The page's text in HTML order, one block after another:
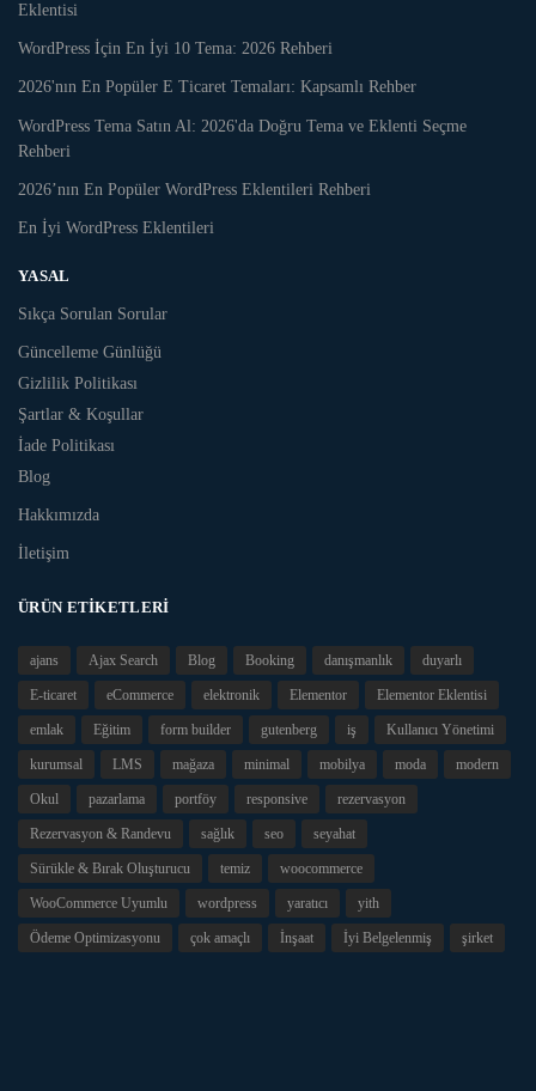
Eklentisi
WordPress İçin En İyi 10 Tema: 2026 Rehberi
2026'nın En Popüler E Ticaret Temaları: Kapsamlı Rehber
WordPress Tema Satın Al: 2026'da Doğru Tema ve Eklenti Seçme
Rehberi
2026’nın En Popüler WordPress Eklentileri Rehberi
En İyi WordPress Eklentileri
YASAL
Sıkça Sorulan Sorular
Güncelleme Günlüğü
Gizlilik Politikası
Şartlar & Koşullar
İade Politikası
Blog
Hakkımızda
İletişim
ÜRÜN ETIKETLERI
ajans Ajax Search Blog Booking danışmanlık duyarlı
E-ticaret eCommerce elektronik Elementor Elementor Eklentisi
emlak Eğitim form builder gutenberg iş Kullanıcı Yönetimi
kurumsal LMS mağaza minimal mobilya moda modern
Okul pazarlama portföy responsive rezervasyon
Rezervasyon & Randevu sağlık seo seyahat
Sürükle & Bırak Oluşturucu temiz woocommerce
WooCommerce Uyumlu wordpress yaratıcı yith
Ödeme Optimizasyonu çok amaçlı İnşaat İyi Belgelenmiş şirket